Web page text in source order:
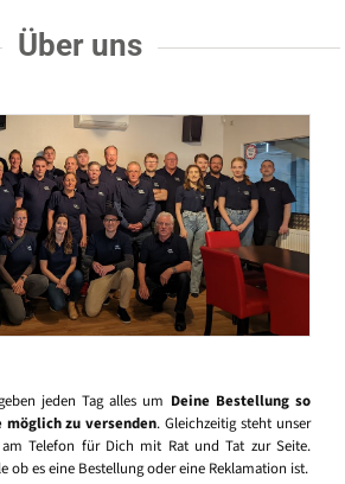
Über uns
jeden Tag alles um Deine Bestellung so
zu versenden. Gleichzeitig steht unser
Telefon für Dich mit Rat und Tat zur Seite.
ob es eine Bestellung oder eine Reklamation ist.